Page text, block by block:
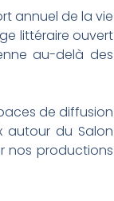
annuel de la vie
littéraire ouvert
au-delà des
de diffusion
autour du Salon
nos productions